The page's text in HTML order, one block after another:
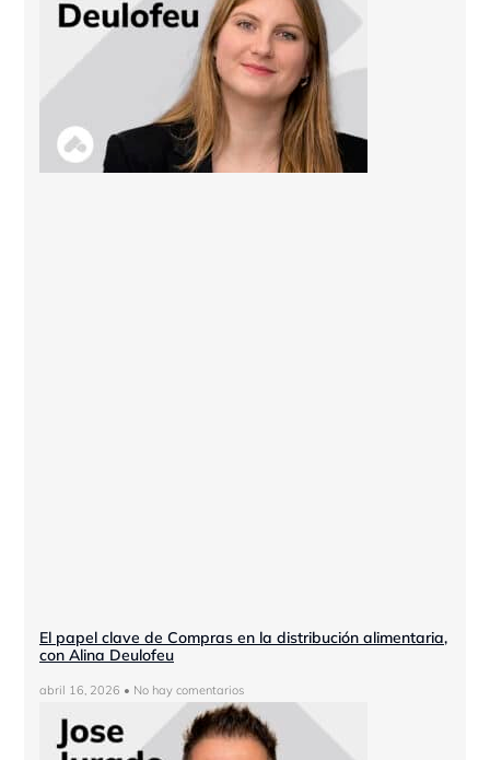
El papel clave de Compras en la distribución alimentaria,
con Alina Deulofeu
abril 16, 2026 No hay comentarios